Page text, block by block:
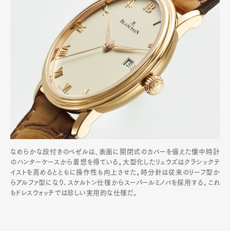
なめらかな段付きのベゼルは、表面に開閉式のカバーを備えた懐中時計
のハンターケースから着想を得ている。大型化したリュウズはクラシックテ
イストを高めるとともに操作性も向上させた。時分針は従来のリーフ型か
らアルファ型になり､スケルトン仕様からスーパールミノバを採用する｡これ
もドレスウォッチでは珍しい実用的な仕様だ｡